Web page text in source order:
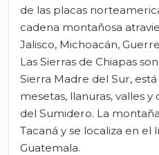
de las placas
cadena montañosa
Jalisco, Michoacán,
Las Sierras de Chiapas
Sierra Madre del Sur,
mesetas, llanuras, valles
del Sumidero. La
Tacaná y se localiza en
Guatemala.